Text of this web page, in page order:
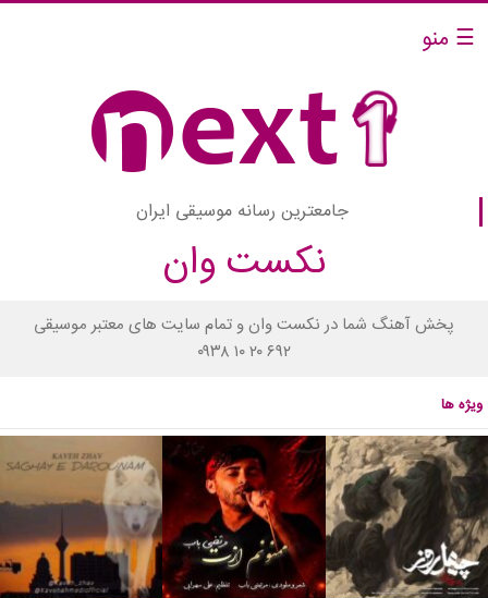
☰ منو
جامعترین رسانه موسیقی ایران
نکست وان
پخش آهنگ شما در نکست وان و تمام سایت های معتبر موسیقی
۰۹۳۸ ۱۰ ۲۰ ۶۹۲
ویژه ها